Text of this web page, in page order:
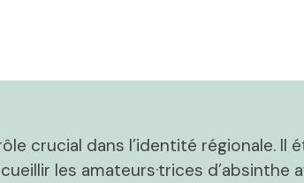
crucial dans l’identité régionale. Il
les amateurs·trices